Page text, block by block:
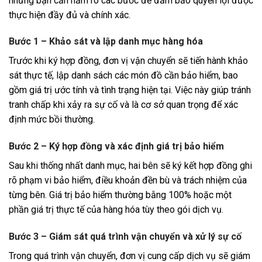
thực hiện đầy đủ và chính xác.
Bước 1 – Khảo sát và lập danh mục hàng hóa
Trước khi ký hợp đồng, đơn vị vận chuyển sẽ tiến hành khảo
sát thực tế, lập danh sách các món đồ cần bảo hiểm, bao
gồm giá trị ước tính và tình trạng hiện tại. Việc này giúp tránh
tranh chấp khi xảy ra sự cố và là cơ sở quan trọng để xác
định mức bồi thường.
Bước 2 – Ký hợp đồng và xác định giá trị bảo hiểm
Sau khi thống nhất danh mục, hai bên sẽ ký kết hợp đồng ghi
rõ phạm vi bảo hiểm, điều khoản đền bù và trách nhiệm của
từng bên. Giá trị bảo hiểm thường bằng 100% hoặc một
phần giá trị thực tế của hàng hóa tùy theo gói dịch vụ.
Bước 3 – Giám sát quá trình vận chuyển và xử lý sự cố
Trong quá trình vận chuyển, đơn vị cung cấp dịch vụ sẽ giám